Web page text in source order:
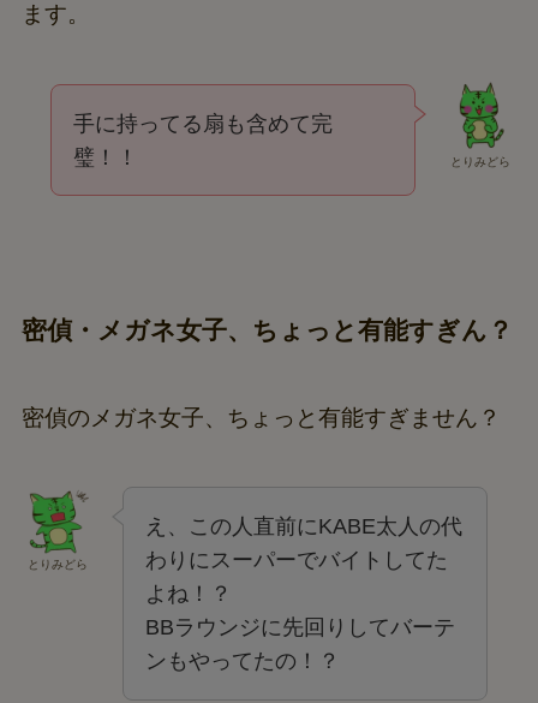
ます。
とりみどら
手に持ってる扇も含めて完
璧！！
密偵・メガネ女子、ちょっと有能すぎん？
密偵のメガネ女子、ちょっと有能すぎません？
とりみどら
え、この人直前にKABE太人の代
わりにスーパーでバイトしてた
よね！？
BBラウンジに先回りしてバーテ
ンもやってたの！？